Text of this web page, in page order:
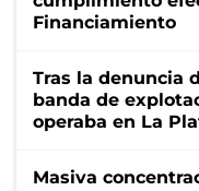
Financiamiento
Tras la denuncia
banda de
operaba en La
Masiva